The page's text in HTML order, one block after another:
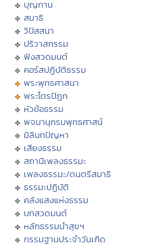
บุญทาน
สมาธิ
วิปัสสนา
ปริวาสกรรม
ฟังสวดมนต์
คอร์สปฏิบัติธรรม
พระพุทธศาสนา
พระไตรปิฏก
หัวข้อธรรม
พจนานุกรมพุทธศาสน์
มิลินทปัญหา
เสียงธรรม
สถานีเพลงธรรมะ
เพลงธรรมะ/ดนตรีสมาธิ
ธรรมะปฏิบัติ
คลังแสงแห่งธรรม
บทสวดมนต์
หลักธรรมนำสุขฯ
กรรมฐานประจำวันเกิด